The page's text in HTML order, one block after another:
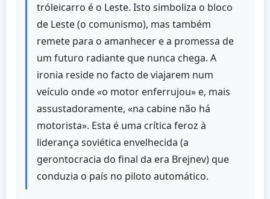
tróleicarro é o Leste. Isto simboliza o bloco
de Leste (o comunismo), mas também
remete para o amanhecer e a promessa de
um futuro radiante que nunca chega. A
ironia reside no facto de viajarem num
veículo onde «o motor enferrujou» e, mais
assustadoramente, «na cabine não há
motorista». Esta é uma crítica feroz à
liderança soviética envelhecida (a
gerontocracia do final da era Brejnev) que
conduzia o país no piloto automático.